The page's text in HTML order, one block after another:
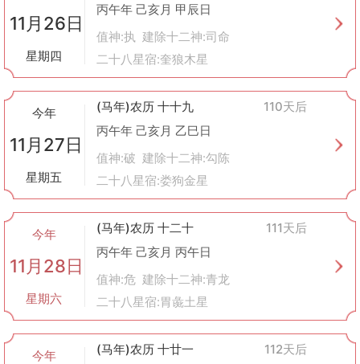
11月26日
星期四
丙午年 己亥月 甲辰日
值神:执 建除十二神:司命
二十八星宿:奎狼木星
今年
11月27日
星期五
(马年)农历 十十九
110天后
丙午年 己亥月 乙巳日
值神:破 建除十二神:勾陈
二十八星宿:娄狗金星
今年
11月28日
星期六
(马年)农历 十二十
111天后
丙午年 己亥月 丙午日
值神:危 建除十二神:青龙
二十八星宿:胃彘土星
今年 (马年)农历 十廿一
112天后